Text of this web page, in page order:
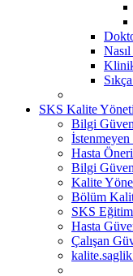
SKS Kalite
Bilgi
Hasta
Bilgi
Kalite
Bölüm
SKS Eğitim
Hasta
Çalışan